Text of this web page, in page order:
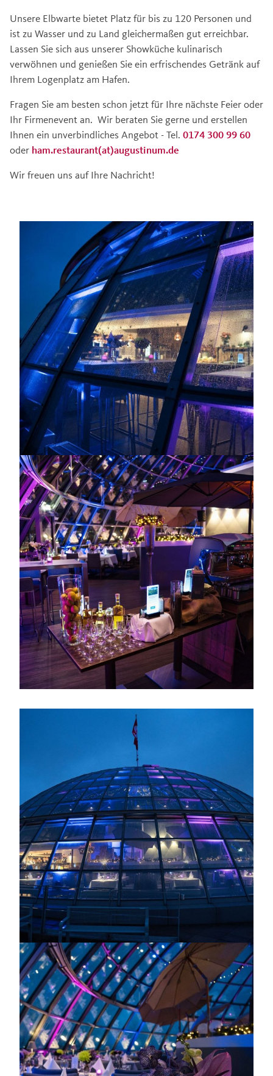
Unsere Elbwarte bietet Platz für bis zu 120 Personen und
ist zu Wasser und zu Land gleichermaßen gut erreichbar.
Lassen Sie sich aus unserer Showküche kulinarisch
verwöhnen und genießen Sie ein erfrischendes Getränk auf
Ihrem Logenplatz am Hafen.
Fragen Sie am besten schon jetzt für Ihre nächste Feier oder
Ihr Firmenevent an. Wir beraten Sie gerne und erstellen
Ihnen ein unverbindliches Angebot - Tel. 0174 300 99 60
oder ham.restaurant(at)augustinum.de
Wir freuen uns auf Ihre Nachricht!